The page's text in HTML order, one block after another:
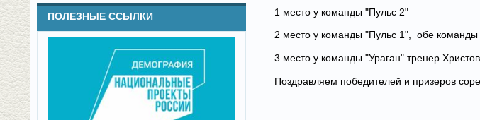
ПОЛЕЗНЫЕ ССЫЛКИ 1 место у команды "Пульс 2"
2 место у команды "Пульс 1", обе
3 место у команды "Ураган" тренер
Поздравляем победителей и призеров